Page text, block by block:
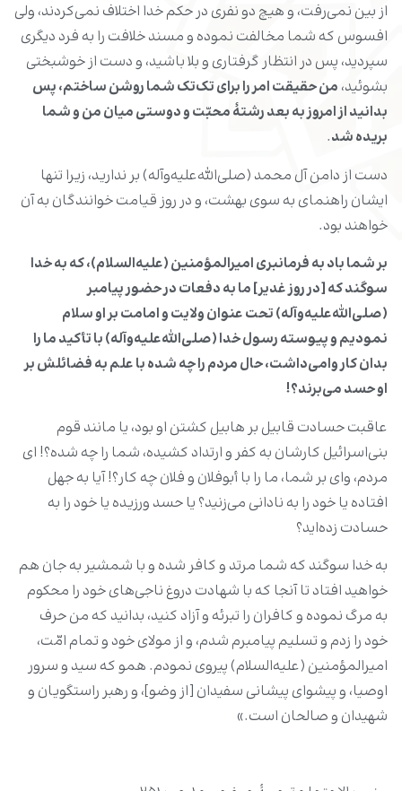
از بین نمی‌رفت، و هیچ دو نفری در حکم خدا اختلاف نمی‌کردند، ولی
افسوس که شما مخالفت نموده و مسند خلافت را به فرد دیگری
سپردید، پس در انتظار گرفتاری و بلا باشید، و دست از خوشبختی
بشوئید، من حقیقت امر را برای تک‌تک شما روشن ساختم، پس
بدانید از امروز به بعد رشتۀ محبّت و دوستی میان من و شما
بریده شد.
دست از دامن آل محمد (صلی‌الله‌علیه‌وآله) بر ندارید، زیرا تنها
ایشان راهنمای به سوی بهشت، و در روز قیامت خوانندگان به آن
خواهند بود.
بر شما باد به فرمانبری امیرالمؤمنین (علیه‌السلام)، که به خدا
سوگند که [در روز غدیر] ما به دفعات در حضور پیامبر
(صلی‌الله‌علیه‌وآله)تحت عنوان ولایت و امامت بر او سلام
نمودیم و پیوسته رسول خدا (صلی‌الله‌علیه‌وآله)با تأکید ما را
بدان کار وامی‌داشت، حال مردم را چه شده با علم به فضائلش بر
او حسد می‌برند؟!
عاقبت حسادت قابیل بر هابیل کشتن او بود، یا مانند قوم
بنی‌اسرائیل کارشان به کفر و ارتداد کشیده، شما را چه شده؟! ای
مردم، وای بر شما، ما را با أبوفلان و فلان چه کار؟! آیا به جهل
افتاده یا خود را به نادانی می‌زنید؟ یا حسد ورزیده یا خود را به
حسادت زده‌اید؟
به خدا سوگند که شما مرتد و کافر شده و با شمشیر به جان هم
خواهید افتاد تا آنجا که با شهادت دروغ ناجی‌های خود را محکوم
به مرگ نموده و کافران را تبرئه و آزاد کنید، بدانید که من حرف
خود را زدم و تسلیم پیامبرم شدم، و از مولای خود و تمام امّت،
امیرالمؤمنین (علیه‌السلام) پیروی نمودم. همو که سید و سرور
اوصیا، و پیشوای پیشانی سفیدان [از وضو]، و رهبر راستگویان و
شهیدان و صالحان است.»